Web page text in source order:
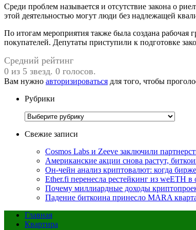
Среди проблем называется и отсутствие закона о
этой деятельностью могут люди без надлежащей
По итогам мероприятия также была создана
покупателей. Депутаты приступили к подготовке
Средний рейтинг
0 из 5 звезд. 0 голосов.
Вам нужно авторизироваться для того, чтобы
Рубрики
Рубрики
Свежие записи
Cosmos Labs и Zeeve заключили
Американские акции снова растут,
Он-чейн анализ криптовалют: когда
Ether.fi перенесла рестейкинг из weETH в
Почему миллиардные доходы
Падение биткоина принесло MARA
Главная
Квартира